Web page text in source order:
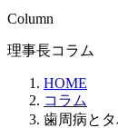
Column
理事長コラム
HOME
コラム
歯周病と